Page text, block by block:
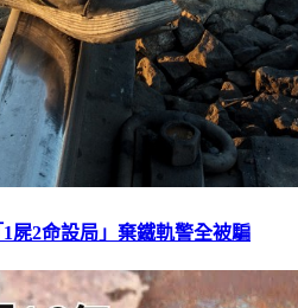
2命設局」棄鐵軌警全被騙